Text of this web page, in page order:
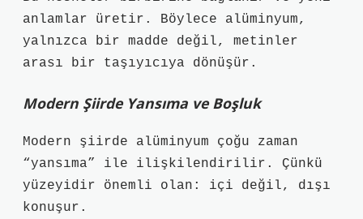
anlamlar üretir. Böylece alüminyum,
yalnızca bir madde değil, metinler
arası bir taşıyıcıya dönüşür.
Modern Şiirde Yansıma ve Boşluk
Modern şiirde alüminyum çoğu zaman
“yansıma” ile ilişkilendirilir. Çünkü
yüzeyidir önemli olan: içi değil, dışı
konuşur.